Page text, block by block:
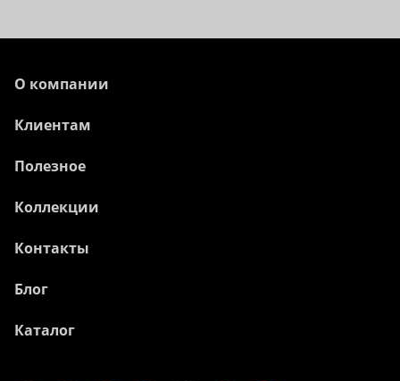
О компании
Клиентам
Полезное
Коллекции
Контакты
Блог
Каталог